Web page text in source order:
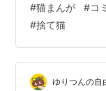
少のフィクショ
#猫まんが #コ
#捨て猫
ゆりつんの自